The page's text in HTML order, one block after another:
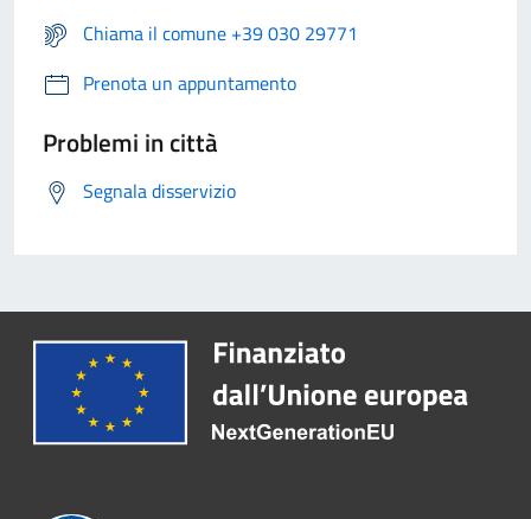
Chiama il comune +39 030 29771
Prenota un appuntamento
Problemi in città
Segnala disservizio